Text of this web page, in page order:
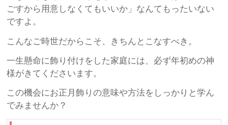
ごすから用意しなくてもいいか」なんてもったいない
ですよ。
こんなご時世だからこそ、きちんとこなすべき。
一生懸命に飾り付けをした家庭には、必ず年初めの神
様がきてくださいます。
この機会にお正月飾りの意味や方法をしっかりと学ん
でみませんか？